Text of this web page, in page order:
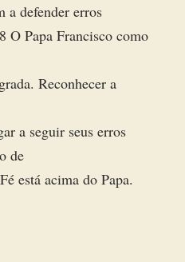
a defender erros
O Papa Francisco como
Reconhecer a
a seguir seus erros
de
está acima do Papa.